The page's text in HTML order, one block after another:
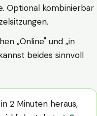
Optional kombinierbar
„Online" und „in
beides sinnvoll
2 Minuten heraus,